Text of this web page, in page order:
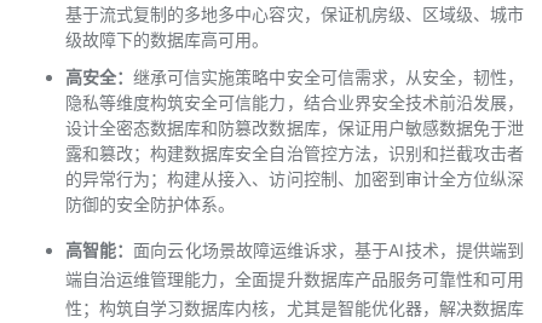
基于流式复制的多地多中心容灾，保证机房级、区域级、城市
级故障下的数据库高可用。
高安全：继承可信实施策略中安全可信需求，从安全，韧性，
隐私等维度构筑安全可信能力，结合业界安全技术前沿发展，
设计全密态数据库和防篡改数据库，保证用户敏感数据免于泄
露和篡改；构建数据库安全自治管控方法，识别和拦截攻击者
的异常行为；构建从接入、访问控制、加密到审计全方位纵深
防御的安全防护体系。
高智能：面向云化场景故障运维诉求，基于AI技术，提供端到
端自治运维管理能力，全面提升数据库产品服务可靠性和可用
性；构筑自学习数据库内核，尤其是智能优化器，解决数据库